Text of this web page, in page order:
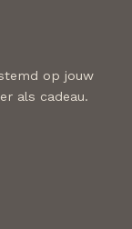
op jouw
als cadeau.